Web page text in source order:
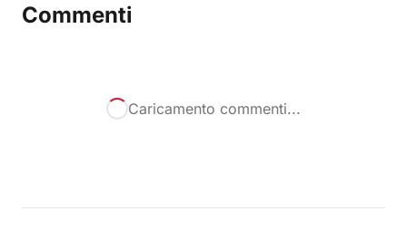
Commenti
Caricamento commenti...